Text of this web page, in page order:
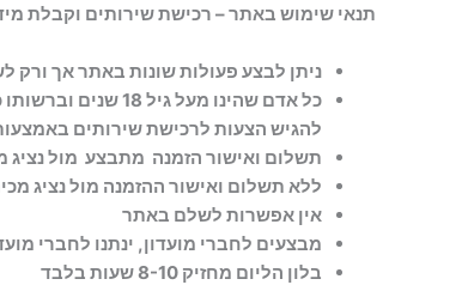
תנאי שימוש באתר – רכישת שירותים וקבלת
ניתן לבצע פעולות שונות באתר אך ורק
כל אדם שהינו
להגיש הצעות לרכישת שירותים
תשלום ואישור הזמנה מתבצע מול נציג
ללא תשלום ואישור ההזמנה מול נציג
אין אפשרות לשלם באתר
מבצעים לחברי מועדון, ינתנו לחברי
בלון הליום מחזיק 8-10 שעות בלבד